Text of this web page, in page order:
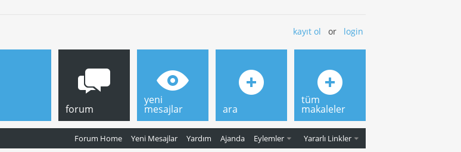
kayıt ol or login
forum
Forum Home Yeni Mesajlar Yardım Ajanda Eylemler Yararlı Linkler
yeni
mesajlar ara
tüm
makaleler